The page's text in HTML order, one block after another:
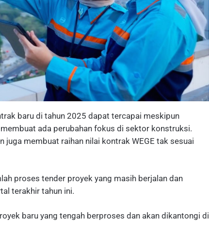
baru di tahun 2025 dapat tercapai meskipun
ada perubahan fokus di sektor konstruksi.
juga membuat raihan nilai kontrak WEGE tak sesuai
proses tender proyek yang masih berjalan dan
terakhir tahun ini.
baru yang tengah berproses dan akan dikantongi di